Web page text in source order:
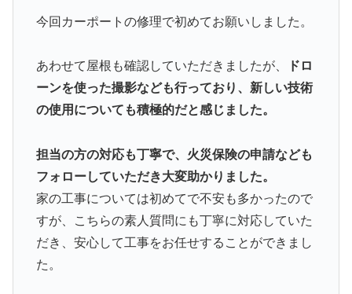
今回カーポートの修理で初めてお願いしました。
あわせて屋根も確認していただきましたが、
ドロ
ーンを使った撮影なども行っており、新しい技術
の使用についても積極的だと感じました。
担当の方の対応も丁寧で、火災保険の申請なども
フォローしていただき大変助かりました。
家の工事については初めてで不安も多かったので
すが、こちらの素人質問にも丁寧に対応していた
だき、安心して工事をお任せすることができまし
た。